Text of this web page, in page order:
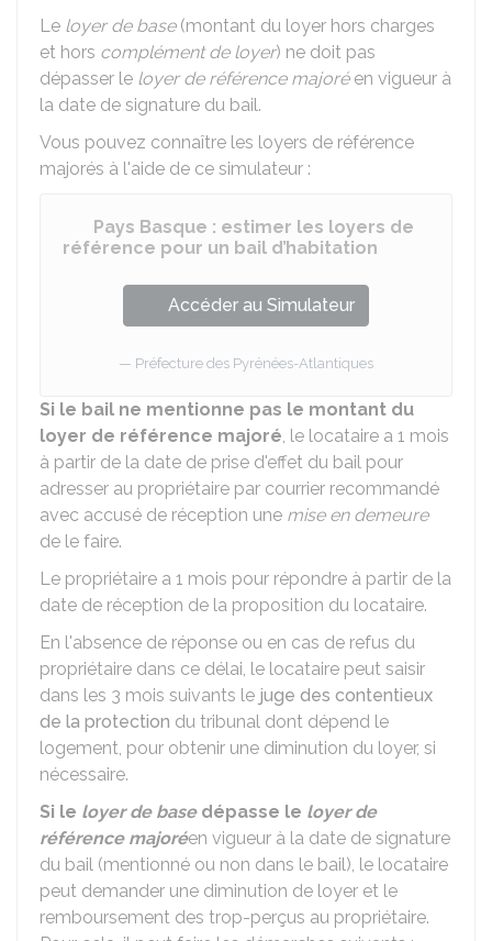
Le loyer de base(montant du loyer hors charges
et hors complément de loyer) ne doit pas
dépasser le loyer de référence majoréen vigueur à
la date de signature du bail.
Vous pouvez connaître les loyers de référence
majorés à l'aide de ce simulateur :
Pays Basque : estimer les loyers de
référence pour un bail d’habitation
Accéder au Simulateur
Préfecture des Pyrénées-Atlantiques
Si le bail ne mentionne pas le montant du
loyer de référence majoré, le locataire a 1 mois
à partir de la date de prise d'effet du bail pour
adresser au propriétaire par courrier recommandé
avec accusé de réception une mise en demeure
de le faire.
Le propriétaire a 1 mois pour répondre à partir de la
date de réception de la proposition du locataire.
En l'absence de réponse ou en cas de refus du
propriétaire dans ce délai, le locataire peut saisir
dans les 3 mois suivants le juge des contentieux
de la protection du tribunal dont dépend le
logement, pour obtenir une diminution du loyer, si
nécessaire.
Si le loyer de basedépasse le loyer de
référence majoréen vigueur à la date de signature
du bail (mentionné ou non dans le bail), le locataire
peut demander une diminution de loyer et le
remboursement des trop-perçus au propriétaire.